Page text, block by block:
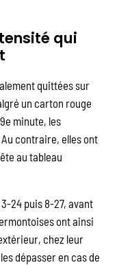
qui
quittées sur
un carton rouge
minute, les
Au contraire, elles ont
au tableau
24 puis 8-27, avant
ont ainsi
chez leur
dépasser en cas de